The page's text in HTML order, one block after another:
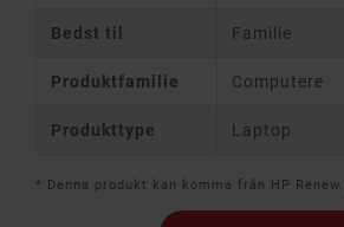
Bedst til Familie
Produktfamilie Computere
Produkttype Laptop
* Denna produkt kan komma från HP